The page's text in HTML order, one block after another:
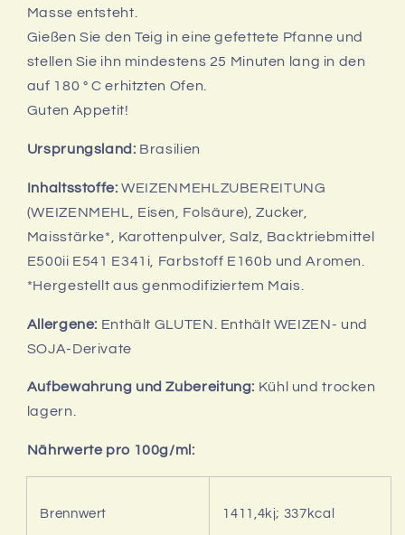
Masse entsteht.
Gießen Sie den Teig in eine gefettete Pfanne und
stellen Sie ihn mindestens 25 Minuten lang in den
auf 180 ° C erhitzten Ofen.
Guten Appetit!
Ursprungsland: Brasilien
Inhaltsstoffe:WEIZENMEHLZUBEREITUNG
(WEIZENMEHL, Eisen, Folsäure), Zucker,
Maisstärke*, Karottenpulver, Salz, Backtriebmittel
E500ii E541 E341i, Farbstoff E160b und Aromen.
*Hergestellt aus genmodifiziertem Mais.
Allergene: Enthält GLUTEN. Enthält WEIZEN- und
SOJA-Derivate
Aufbewahrung und Zubereitung: Kühl und trocken
lagern.
Nährwerte pro 100g/ml:
Brennwert 1411,4kj; 337kcal